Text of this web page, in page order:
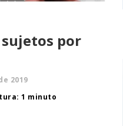
por
2019
1 minuto